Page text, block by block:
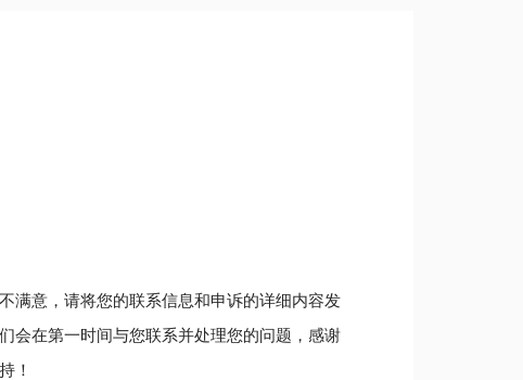
满意，请将您的联系信息和申诉的详细内容发
会在第一时间与您联系并处理您的问题，感谢
！